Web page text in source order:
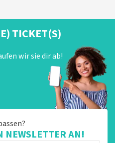
TICKET(S)
wir sie dir ab!
NEWSLETTER AN!